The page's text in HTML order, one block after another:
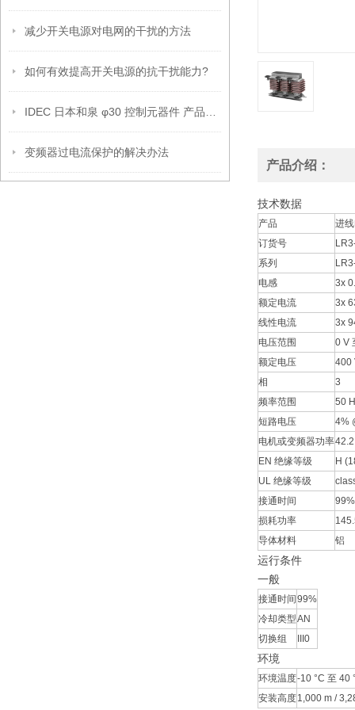
减少开关电源对电网的干扰的方法
如何有效提高开关电源的抗干扰能力?
变频器过电流保护的解决办法
产品介绍：
技术数据
产品
进
订货号
系列
电感
3x
额定电流
3x
线性电流
3x
电压范围
0 V
额定电压
400
相
3
频率范围
50
短路电压
4%
电机或变频器功率
EN 绝缘等级
H
UL 绝缘等级
接通时间
99%
损耗功率
导体材料
铝
运行条件
一般
接通时间 99%
冷却类型AN
切换组
III0
环境
环境温度-10 °C 至 40
安装高度1,000 m /